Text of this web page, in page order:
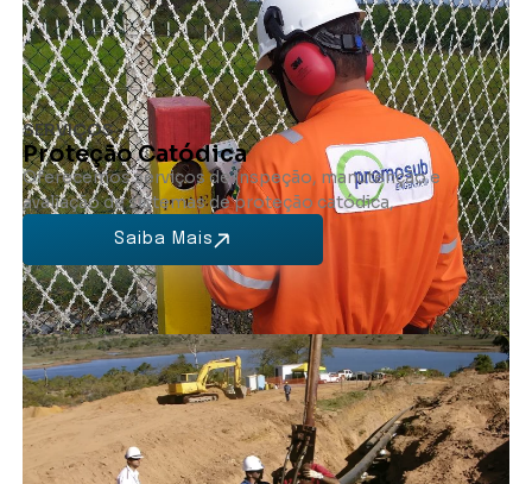
SERVIÇOS
Proteção Catódica
Oferecemos serviços de inspeção, manutenção e
avaliação de sistemas de proteção catódica,
Saiba Mais